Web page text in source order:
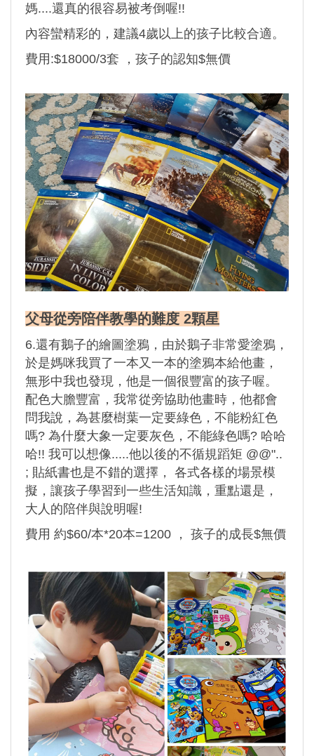
媽....還真的很容易被考倒喔!!
內容蠻精彩的，建議4歲以上的孩子比較合適。
費用:$18000/3套 ，孩子的認知$無價
父母從旁陪伴教學的難度 2顆星
6.還有鵝子的繪圖塗鴉，由於鵝子非常愛塗鴉，
於是媽咪我買了一本又一本的塗鴉本給他畫，
無形中我也發現，他是一個很豐富的孩子喔。
配色大膽豐富，我常從旁協助他畫時，他都會
問我說，為甚麼樹葉一定要綠色，不能粉紅色
嗎? 為什麼大象一定要灰色，不能綠色嗎? 哈哈
哈!! 我可以想像.....他以後的不循規蹈矩 @@"..
; 貼紙書也是不錯的選擇， 各式各樣的場景模
擬，讓孩子學習到一些生活知識，重點還是，
大人的陪伴與說明喔!
費用 約$60/本*20本=1200 ， 孩子的成長$無價